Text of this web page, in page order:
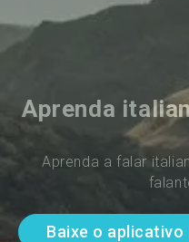
Aprenda
Aprenda a falar
Baixe o aplicativo